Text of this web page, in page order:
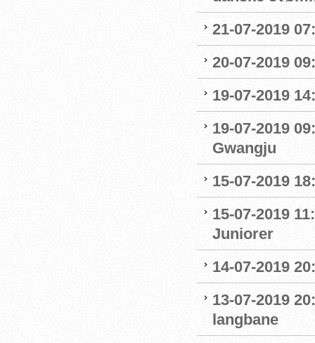
21-07-2019
20-07-2019
19-07-2019
19-07-2019
Gwangju
15-07-2019
15-07-2019
Juniorer
14-07-2019
13-07-2019
langbane